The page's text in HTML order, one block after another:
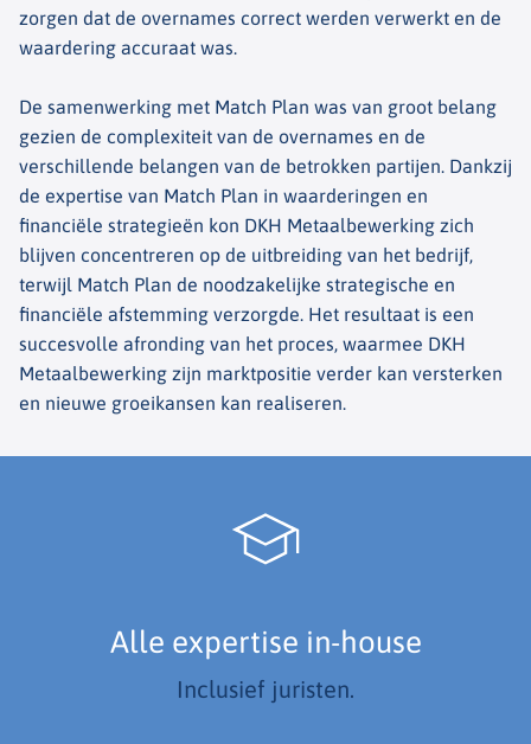
zorgen dat de overnames correct werden verwerkt en de
waardering accuraat was.
De samenwerking met Match Plan was van groot belang
gezien de complexiteit van de overnames en de
verschillende belangen van de betrokken partijen. Dankzij
de expertise van Match Plan in waarderingen en
financiële strategieën kon DKH Metaalbewerking zich
blijven concentreren op de uitbreiding van het bedrijf,
terwijl Match Plan de noodzakelijke strategische en
financiële afstemming verzorgde. Het resultaat is een
succesvolle afronding van het proces, waarmee DKH
Metaalbewerking zijn marktpositie verder kan versterken
en nieuwe groeikansen kan realiseren.
Alle expertise in-house
Inclusief juristen.